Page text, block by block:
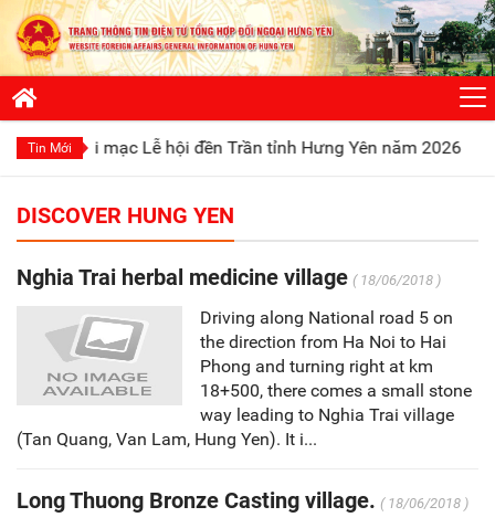
Tin Mới
mạc Lễ hội đền Trần tỉnh Hưng Yên năm 2026 Phát huy
DISCOVER HUNG YEN
Nghia Trai herbal medicine village ( 18/06/2018 )
Driving along National road 5 on
the direction from Ha Noi to Hai
Phong and turning right at km
18+500, there comes a small stone
way leading to Nghia Trai village
(Tan Quang, Van Lam, Hung Yen). It i...
Long Thuong Bronze Casting village. ( 18/06/2018 )